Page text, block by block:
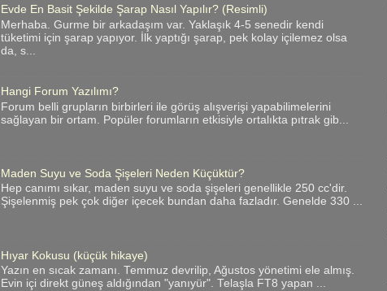
Evde En Basit Şekilde Şarap Nasıl Yapılır? (Resimli)
Merhaba. Gurme bir arkadaşım var. Yaklaşık 4-5 senedir kendi
tüketimi için şarap yapıyor. İlk yaptığı şarap, pek kolay içilemez olsa
da, s...
Hangi Forum Yazılımı?
Forum belli grupların birbirleri ile görüş alışverişi yapabilimelerini
sağlayan bir ortam. Popüler forumların etkisiyle ortalıkta pıtrak gib...
Maden Suyu ve Soda Şişeleri Neden Küçüktür?
Hep canımı sıkar, maden suyu ve soda şişeleri genellikle 250 cc'dir.
Şişelenmiş pek çok diğer içecek bundan daha fazladır. Genelde 330 ...
Hıyar Kokusu (küçük hikaye)
Yazın en sıcak zamanı. Temmuz devrilip, Ağustos yönetimi ele almış.
Evin içi direkt güneş aldığından "yanıyür". Telaşla FT8 yapan ...